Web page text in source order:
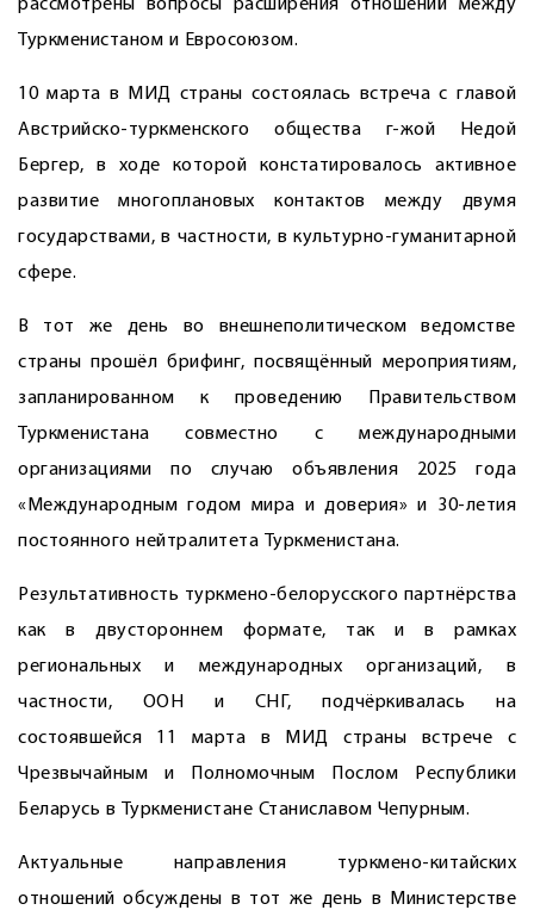
рассмотрены вопросы расширения отношений между
Туркменистаном и Евросоюзом.
10 марта в МИД страны состоялась встреча с главой
Австрийско-туркменского общества г-жой Недой
Бергер, в ходе которой констатировалось активное
развитие многоплановых контактов между двумя
государствами, в частности, в культурно-гуманитарной
сфере.
В тот же день во внешнеполитическом ведомстве
страны прошёл брифинг, посвящённый мероприятиям,
запланированном к проведению Правительством
Туркменистана совместно с международными
организациями по случаю объявления 2025 года
«Международным годом мира и доверия» и 30-летия
постоянного нейтралитета Туркменистана.
Результативность туркмено-белорусского партнёрства
как в двустороннем формате, так и в рамках
региональных и международных организаций, в
частности, ООН и СНГ, подчёркивалась на
состоявшейся 11 марта в МИД страны встрече с
Чрезвычайным и Полномочным Послом Республики
Беларусь в Туркменистане Станиславом Чепурным.
Актуальные направления турк­мено-китайских
отношений обсуждены в тот же день в Министерстве